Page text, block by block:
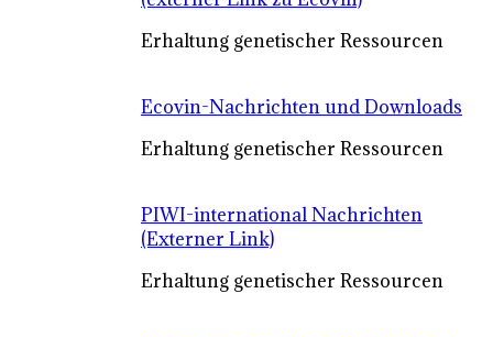
Erhaltung genetischer Ressourcen
Ecovin-Nachrichten und Downloads
Erhaltung genetischer Ressourcen
PIWI-international Nachrichten
(Externer Link)
Erhaltung genetischer Ressourcen